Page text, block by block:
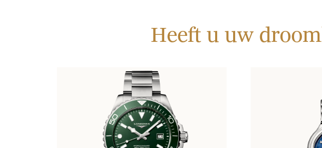
Heeft u uw